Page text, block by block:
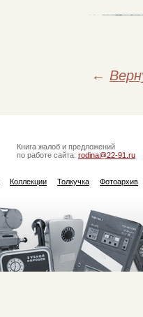
←
Книга жалоб и предложений
по работе сайта: rodina@22-91.ru
Коллекции Толкучка Фотоархив